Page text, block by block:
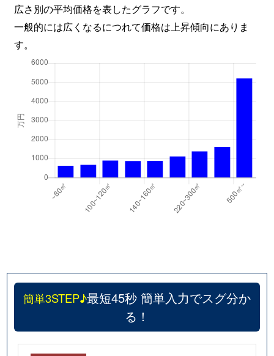
広さ別の平均価格を表したグラフです。
一般的には広くなるにつれて価格は上昇傾向にありま
す。
簡単3STEP♪最短45秒 簡単入力でスグ分か
る！